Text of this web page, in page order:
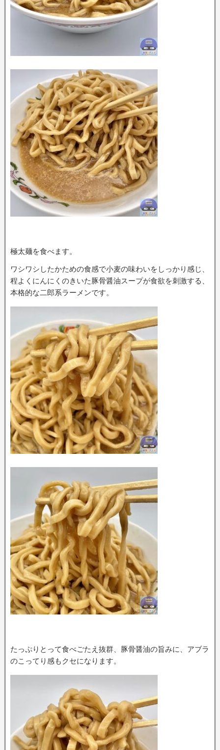
極太麺を食べます。
ワシワシしたかための食感で小麦の味わいをしっかり感じ、
程よくにんにくのきいた豚骨醤油スープが食欲を刺激する、
本格的な二郎系ラーメンです。
たっぷりとって食べごたえ抜群、豚骨醤油の旨みに、アブラ
のこってり感もクセになります。